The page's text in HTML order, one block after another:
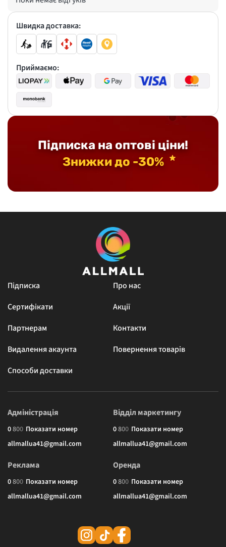
Підписка на оптові ціни!
Знижки до -30%
Швидка доставка:
Приймаємо:
Підписка
Про нас
Сертифікати
Акції
Партнерам
Контакти
Видалення акаунта
Повернення товарів
Способи доставки
Адміністрація
0800 Показати номер
allmallua41@gmail.com
Відділ маркетингу
0800 Показати номер
allmallua41@gmail.com
Реклама
0800 Показати номер
allmallua41@gmail.com
Оренда
0800 Показати номер
allmallua41@gmail.com